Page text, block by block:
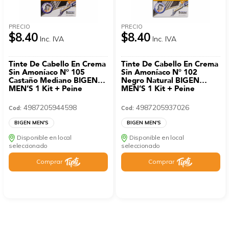
PRECIO
$8.40 Inc. IVA
Tinte De Cabello En Crema
Sin Amoníaco N° 105
Castaño Mediano BIGEN
MEN’S 1 Kit + Peine
Cod: 4987205944598
BIGEN MEN'S
Disponible en local
seleccionado
Comprar
PRECIO
$8.40 Inc. IVA
Tinte De Cabello En Crema
Sin Amoníaco N° 102
Negro Natural BIGEN
MEN’S 1 Kit + Peine
Cod: 4987205937026
BIGEN MEN'S
Disponible en local
seleccionado
Comprar